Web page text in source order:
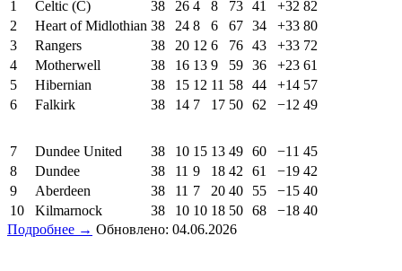
1
Celtic (C) 38 26 4 8 73 41 +32 82
2
Heart of Midlothian 38 24 8 6 67 34 +33 80
3
Rangers 38 20 12 6 76 43 +33 72
4
Motherwell 38 16 13 9 59 36 +23 61
5
Hibernian 38 15 12 11 58 44 +14 57
6
Falkirk 38 14 7 17 50 62 −12 49
7 Dundee United 38 10 15 13 49 60 −11 45
8
Dundee 38 11 9 18 42 61 −19 42
9
Aberdeen 38 11 7 20 40 55 −15 40
10
Kilmarnock 38 10 10 18 50 68 −18 40
Подробнее → Обновлено: 04.06.2026